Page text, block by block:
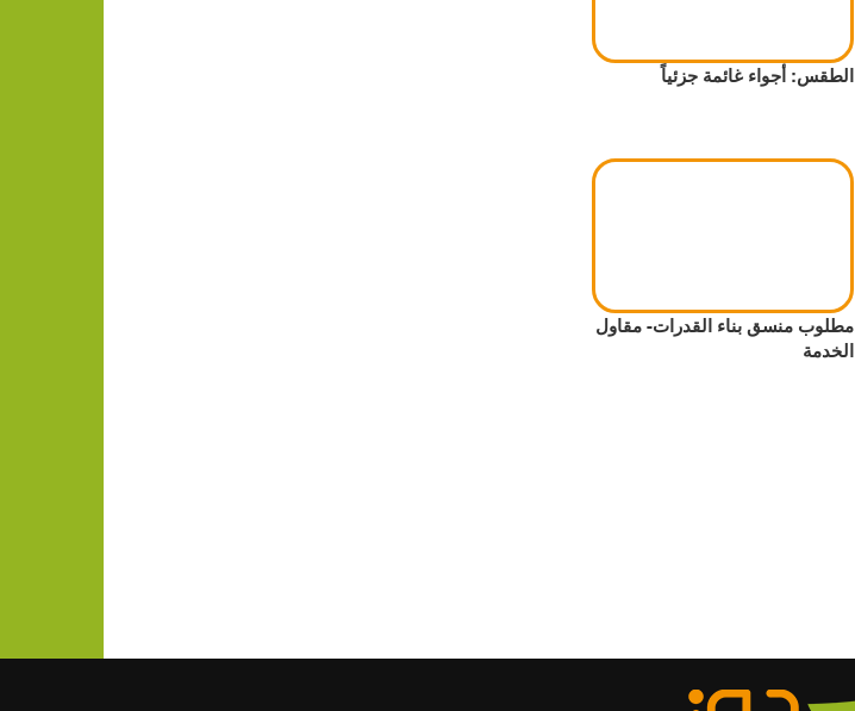
الطقس: أجواء غائمة جزئياً
مطلوب منسق بناء القدرات- مقاول
الخدمة